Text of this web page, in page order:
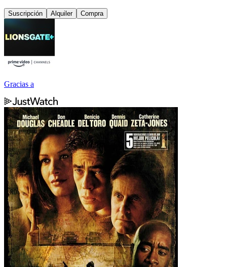
Suscripción Alquiler Compra
Gracias a